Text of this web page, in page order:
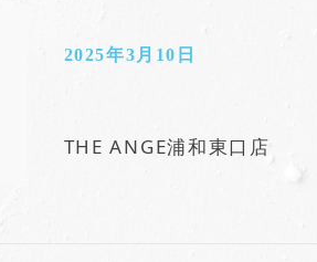
2025年3月10日
THE ANGE浦和東口店